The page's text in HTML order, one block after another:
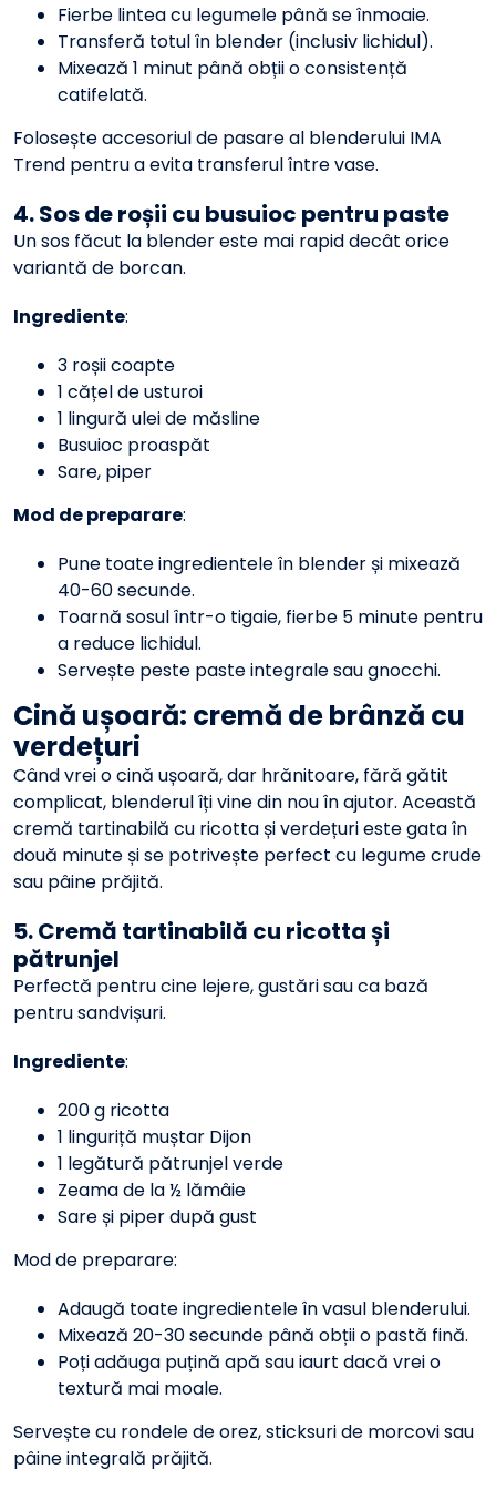
Fierbe lintea cu legumele până se înmoaie.
Transferă totul în blender (inclusiv lichidul).
Mixează 1 minut până obții o consistență
catifelată.
Folosește accesoriul de pasare al blenderului IMA
Trend pentru a evita transferul între vase.
4. Sos de roșii cu busuioc pentru paste
Un sos făcut la blender este mai rapid decât orice
variantă de borcan.
Ingrediente:
3 roșii coapte
1 cățel de usturoi
1 lingură ulei de măsline
Busuioc proaspăt
Sare, piper
Mod de preparare:
Pune toate ingredientele în blender și mixează
40-60 secunde.
Toarnă sosul într-o tigaie, fierbe 5 minute pentru
a reduce lichidul.
Servește peste paste integrale sau gnocchi.
Cină ușoară: cremă de brânză cu
verdețuri
Când vrei o cină ușoară, dar hrănitoare, fără gătit
complicat, blenderul îți vine din nou în ajutor. Această
cremă tartinabilă cu ricotta și verdețuri este gata în
două minute și se potrivește perfect cu legume crude
sau pâine prăjită.
5. Cremă tartinabilă cu ricotta și
pătrunjel
Perfectă pentru cine lejere, gustări sau ca bază
pentru sandvișuri.
Ingrediente:
200 g ricotta
1 linguriță muștar Dijon
1 legătură pătrunjel verde
Zeama de la ½ lămâie
Sare și piper după gust
Mod de preparare:
Adaugă toate ingredientele în vasul blenderului.
Mixează 20-30 secunde până obții o pastă fină.
Poți adăuga puțină apă sau iaurt dacă vrei o
textură mai moale.
Servește cu rondele de orez, sticksuri de morcovi sau
pâine integrală prăjită.